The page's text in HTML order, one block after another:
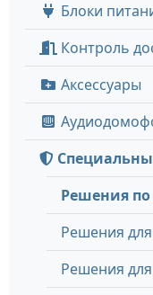
Блоки
Контроль
Аксессуары
Решения
Решения
Решения